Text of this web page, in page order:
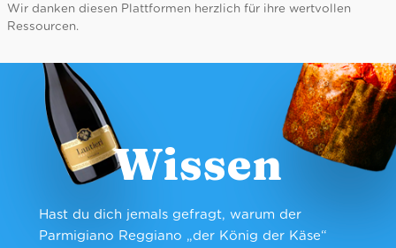
Wir danken diesen Plattformen herzlich für ihre wertvollen
Ressourcen.
Wissen
Hast du dich jemals gefragt, warum der
Parmigiano Reggiano „der König der Käse“